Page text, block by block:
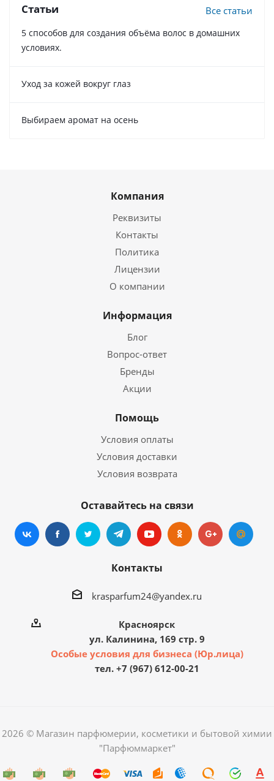
Статьи Все статьи
5 способов для создания объёма волос в домашних
условиях.
Уход за кожей вокруг глаз
Выбираем аромат на осень
Компания
Реквизиты
Контакты
Политика
Лицензии
О компании
Информация
Блог
Вопрос-ответ
Бренды
Акции
Помощь
Условия оплаты
Условия доставки
Условия возврата
Оставайтесь на связи
Контакты
krasparfum24@yandex.ru
Красноярск
ул. Калинина, 169 стр. 9
Особые условия для бизнеса (Юр.лица)
тел. +7 (967) 612-00-21
2026 © Магазин парфюмерии, косметики и бытовой химии
"Парфюммаркет"